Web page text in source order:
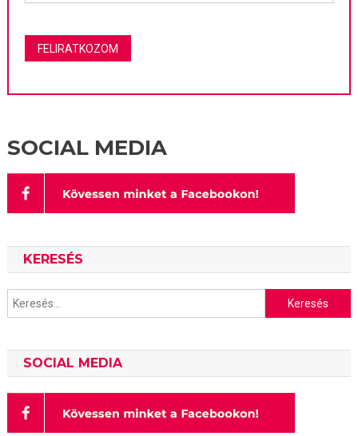
SOCIAL MEDIA
KERESÉS
Keresés:
SOCIAL MEDIA